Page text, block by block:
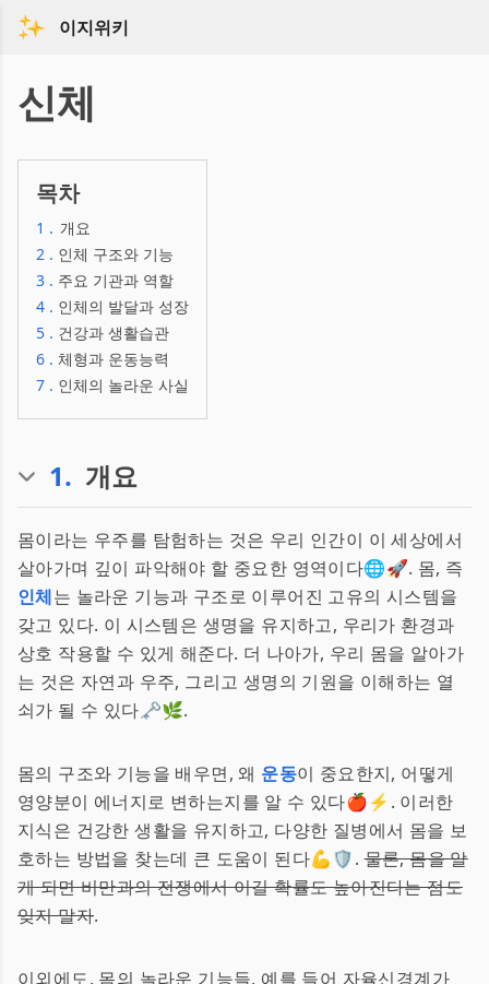
이지위키
신체
목차
1 . 개요
2 . 인체 구조와 기능
3 . 주요 기관과 역할
4 . 인체의 발달과 성장
5 . 건강과 생활습관
6 . 체형과 운동능력
7 . 인체의 놀라운 사실
1. 개요
몸이라는 우주를 탐험하는 것은 우리 인간이 이 세상에서
살아가며 깊이 파악해야 할 중요한 영역이다🌐🚀. 몸, 즉
인체는 놀라운 기능과 구조로 이루어진 고유의 시스템을
갖고 있다. 이 시스템은 생명을 유지하고, 우리가 환경과
상호 작용할 수 있게 해준다. 더 나아가, 우리 몸을 알아가
는 것은 자연과 우주, 그리고 생명의 기원을 이해하는 열
쇠가 될 수 있다🗝️🌿.
몸의 구조와 기능을 배우면, 왜 운동이 중요한지, 어떻게
영양분이 에너지로 변하는지를 알 수 있다🍎⚡️. 이러한
지식은 건강한 생활을 유지하고, 다양한 질병에서 몸을 보
호하는 방법을 찾는데 큰 도움이 된다💪🛡️.물론, 몸을 알
게 되면 비만과의 전쟁에서 이길 확률도 높아진다는 점도
잊지 말자.
이외에도, 몸의 놀라운 기능들, 예를 들어 자율신경계가